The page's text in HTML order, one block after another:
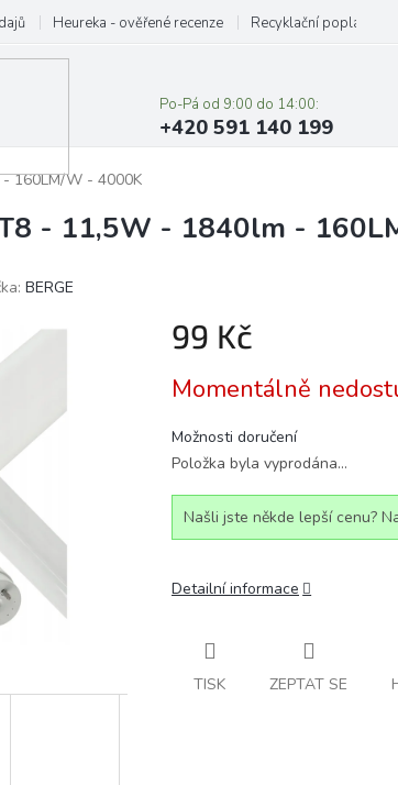
Heureka - ověřené recenze Recyklační poplatky
Po-Pá od 9:00 do 14:00:
+420 591 140 199
160LM/W - 4000K
- 11,5W - 1840lm -
BERGE
99 Kč
cena:
Momentálně
Možnosti doručení
Položka byla vyprodána…
Našli jste někde lepší cenu?
Detailní informace
TISK ZEPTAT SE